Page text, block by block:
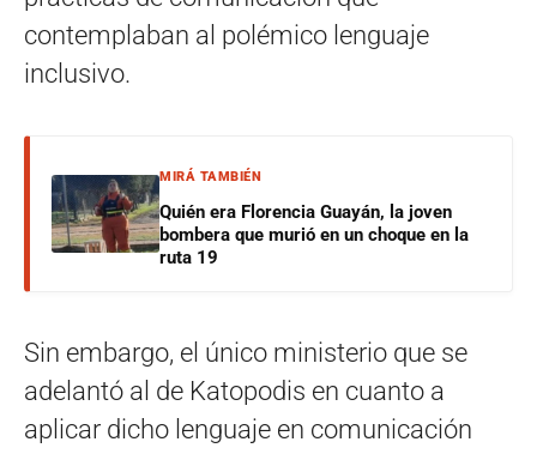
contemplaban al polémico lenguaje
inclusivo.
MIRÁ TAMBIÉN
Quién era Florencia Guayán, la joven
bombera que murió en un choque en la
ruta 19
Sin embargo, el único ministerio que se
adelantó al de Katopodis en cuanto a
aplicar dicho lenguaje en comunicación